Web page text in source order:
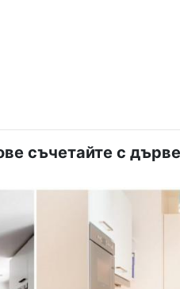
съчетайте с